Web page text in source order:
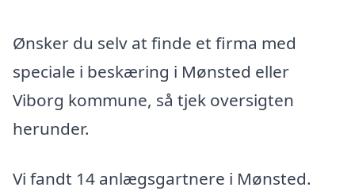
Ønsker du selv at finde et firma med
speciale i beskæring i Mønsted eller
Viborg kommune, så tjek oversigten
herunder.
Vi fandt 14 anlægsgartnere i Mønsted.